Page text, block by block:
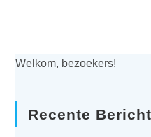
Welkom, bezoekers!
Recente